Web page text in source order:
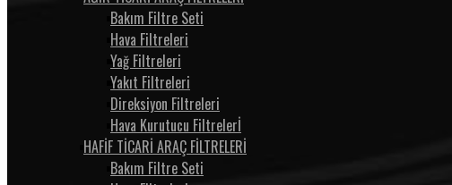
Bakım Filtre Seti
Hava Filtreleri
Yağ Filtreleri
Yakıt Filtreleri
Direksiyon Filtreleri
Hava Kurutucu Filtrelerİ
HAFİF TİCARİ ARAÇ FİLTRELERİ
Bakım Filtre Seti